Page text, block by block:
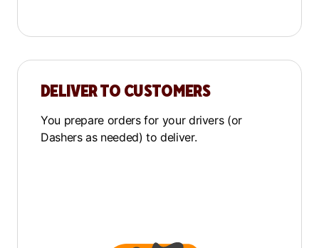
DELIVER TO CUSTOMERS
You prepare orders for your drivers (or
Dashers as needed) to deliver.